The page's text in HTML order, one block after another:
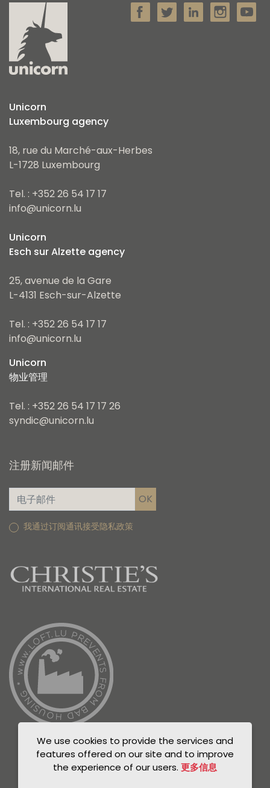
Unicorn
Luxembourg agency
18, rue du Marché-aux-Herbes
L-1728 Luxembourg
Tel. : +352 26 54 17 17
info@unicorn.lu
Unicorn
Esch sur Alzette agency
25, avenue de la Gare
L-4131 Esch-sur-Alzette
Tel. : +352 26 54 17 17
info@unicorn.lu
Unicorn
物业管理
Tel. : +352 26 54 17 17 26
syndic@unicorn.lu
注册新闻邮件
我通过订阅通讯接受隐私政策
We use cookies to provide the services and
features offered on our site and to improve
the experience of our users. 更多信息